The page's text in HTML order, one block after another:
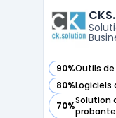
permet de
tels q ...
90%Outils
— voir
80%Logiciels
— voir
70%Solution
probante
— voir